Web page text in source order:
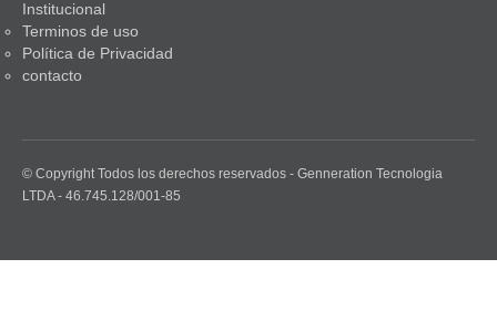
Institucional
Terminos de uso
Política de Privacidad
contacto
© Copyright Todos los derechos reservados - Genneration Tecnologia
LTDA - 46.745.128/001-85